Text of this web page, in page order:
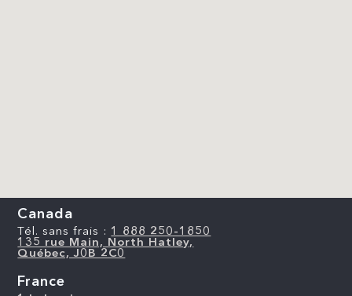
Canada
Tél. sans frais : 1 888 250-1850
135 rue Main, North Hatley,
Québec, J0B 2C0
France